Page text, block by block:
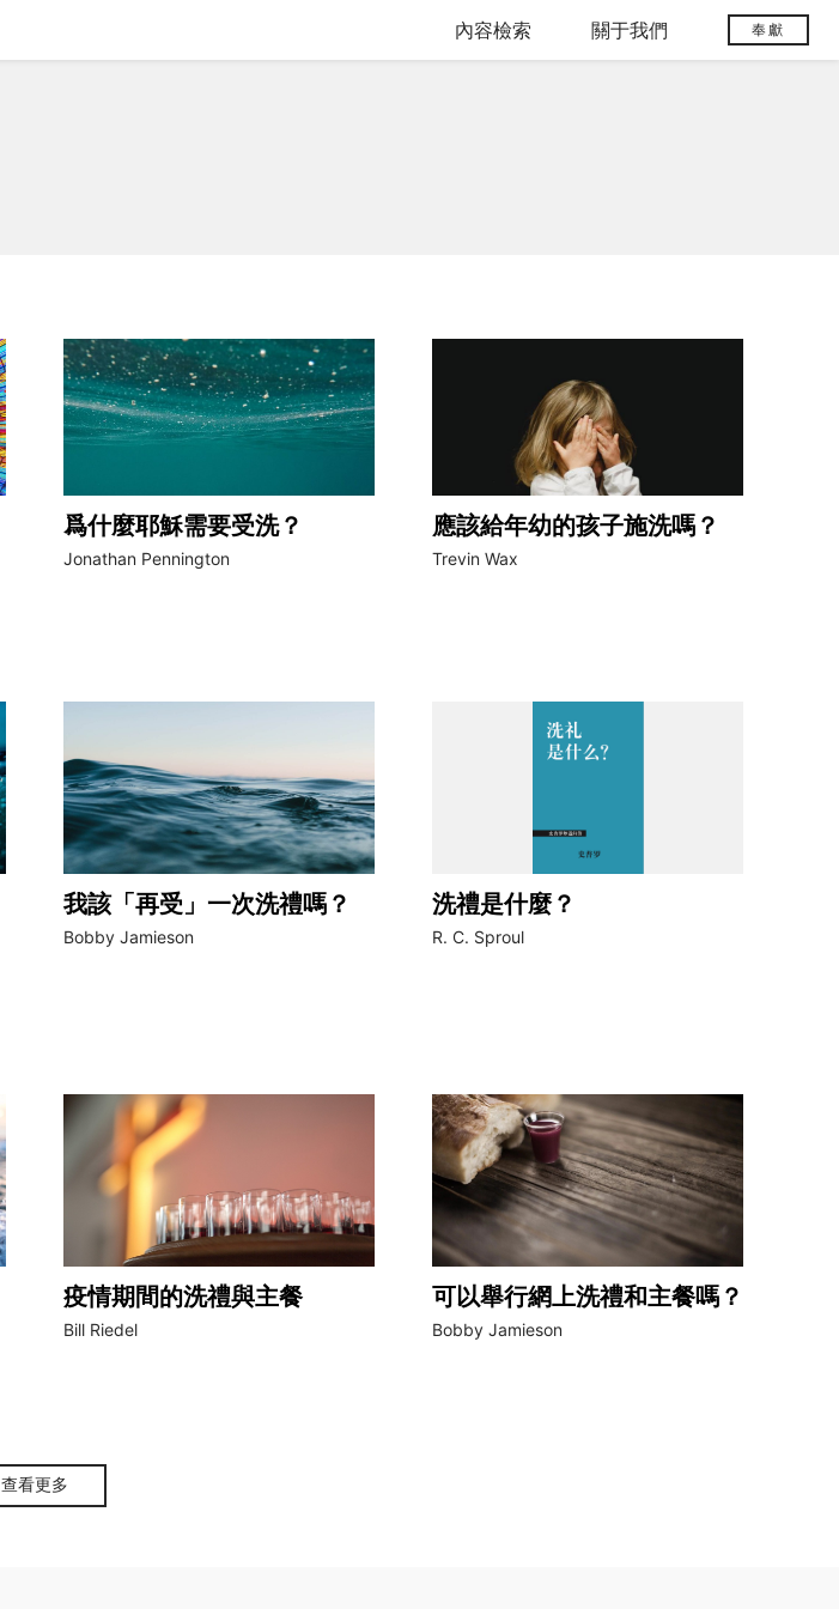
內容檢索 關于我們 奉獻
爲什麼耶穌需要受洗？
Jonathan Pennington
應該給年幼的孩子施洗嗎？
Trevin Wax
我該「再受」一次洗禮嗎？
Bobby Jamieson
洗禮是什麼？
R. C. Sproul
疫情期間的洗禮與主餐
Bill Riedel
可以舉行網上洗禮和主餐嗎？
Bobby Jamieson
查看更多